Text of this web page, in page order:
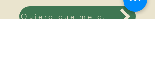
Quiero que me contacten